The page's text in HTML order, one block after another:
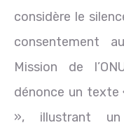
considère le
consentement
Mission de
dénonce un
», illustrant un